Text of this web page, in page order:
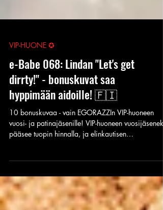
VIP-HUONE ✪
e-Babe 068: Lindan "Let's get
dirrty!" - bonuskuvat saa
hyppimään aidoille! 🇫🇮
10 bonuskuvaa - vain EGORAZZIn VIP-huoneen
pääsee tuopin hinnalla, ja elinkautisen
mikä on sulle pikkuraha, mutta meille pienistä
puroista muodostuva (kassa) virta. Maksat vain
kerran, katsot kuvia ja vidoita loppuelämän...